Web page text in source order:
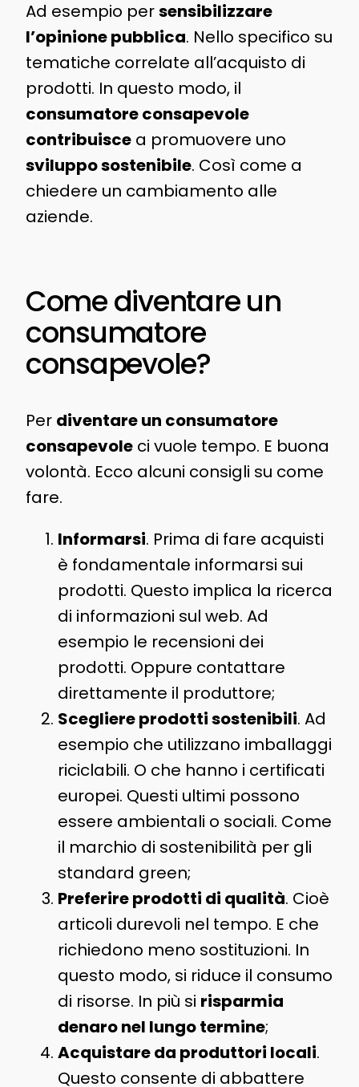
Ad esempio persensibilizzare
l’opinione pubblica. Nello specifico su
tematiche correlate all’acquisto di
prodotti. In questo modo, il
consumatore consapevole
contribuiscea promuovere uno
sviluppo sostenibile. Così come a
chiedere un cambiamento alle
aziende.
Come diventare un
consumatore
consapevole?
Per diventare un consumatore
consapevoleci vuole tempo. E buona
volontà. Ecco alcuni consigli su come
fare.
Informarsi. Prima di fare acquisti
è fondamentale informarsi sui
prodotti. Questo implica la ricerca
di informazioni sul web. Ad
esempio le recensioni dei
prodotti. Oppure contattare
direttamente il produttore;
Scegliere prodotti sostenibili. Ad
esempio che utilizzano imballaggi
riciclabili. O che hanno i certificati
europei. Questi ultimi possono
essere ambientali o sociali. Come
il marchio di sostenibilità per gli
standard green;
Preferire prodotti di qualità. Cioè
articoli durevoli nel tempo. E che
richiedono meno sostituzioni. In
questo modo, si riduce il consumo
di risorse. In più si risparmia
denaro nel lungo termine;
Acquistare da produttori locali.
Questo consente di abbattere